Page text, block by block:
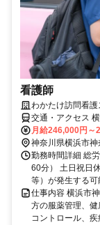
看護師
わかたけ訪問看
交通・アクセス
月給246,000円～
神奈川県横浜市神
勤務時間詳細 総
60分） 土日祝日
等）が発生する可
仕事内容 横浜市
方の服薬管理、
コントロール、